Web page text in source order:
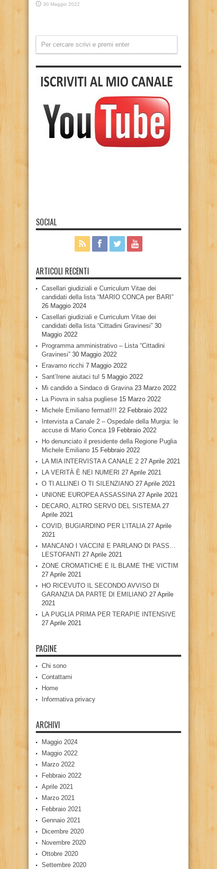
30 Maggio 2022
SOCIAL
ARTICOLI RECENTI
Casellari giudiziali e Curriculum Vitae dei
candidati della lista “MARIO CONCA per BARI”
26 Maggio 2024
Casellari giudiziali e Curriculum Vitae dei
candidati della lista “Cittadini Gravinesi” 30
Maggio 2022
Programma amministrativo – Lista “Cittadini
Gravinesi” 30 Maggio 2022
Eravamo ricchi 7 Maggio 2022
Sant’Irene aiutaci tu! 5 Maggio 2022
Mi candido a Sindaco di Gravina 23 Marzo 2022
La Piovra in salsa pugliese 15 Marzo 2022
Michele Emiliano fermati!!! 22 Febbraio 2022
Intervista a Canale 2 – Ospedale della Murgia: le
accuse di Mario Conca 19 Febbraio 2022
Ho denunciato il presidente della Regione Puglia
Michele Emiliano 15 Febbraio 2022
LA MIA INTERVISTA A CANALE 2 27 Aprile 2021
LA VERITÀ È NEI NUMERI 27 Aprile 2021
O TI ALLINEI O TI SILENZIANO 27 Aprile 2021
UNIONE EUROPEA ASSASSINA 27 Aprile 2021
DECARO, ALTRO SERVO DEL SISTEMA 27
Aprile 2021
COVID, BUGIARDINO PER L’ITALIA 27 Aprile
2021
MANCANO I VACCINI E PARLANO DI PASS…
LESTOFANTI 27 Aprile 2021
ZONE CROMATICHE E IL BLAME THE VICTIM
27 Aprile 2021
HO RICEVUTO IL SECONDO AVVISO DI
GARANZIA DA PARTE DI EMILIANO 27 Aprile
2021
LA PUGLIA PRIMA PER TERAPIE INTENSIVE
27 Aprile 2021
PAGINE
Chi sono
Contattami
Home
Informativa privacy
ARCHIVI
Maggio 2024
Maggio 2022
Marzo 2022
Febbraio 2022
Aprile 2021
Marzo 2021
Febbraio 2021
Gennaio 2021
Dicembre 2020
Novembre 2020
Ottobre 2020
Settembre 2020